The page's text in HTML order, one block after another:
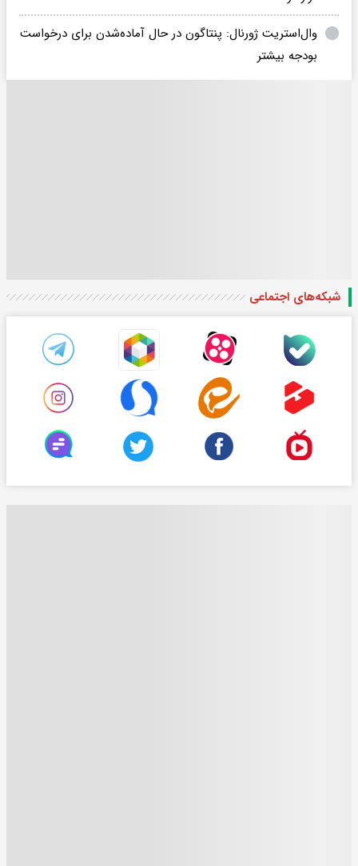
وال‌استریت ژورنال: پنتاگون در حال آماده‌شدن برای درخواست
بودجه بیشتر
شبکه‌های اجتماعی